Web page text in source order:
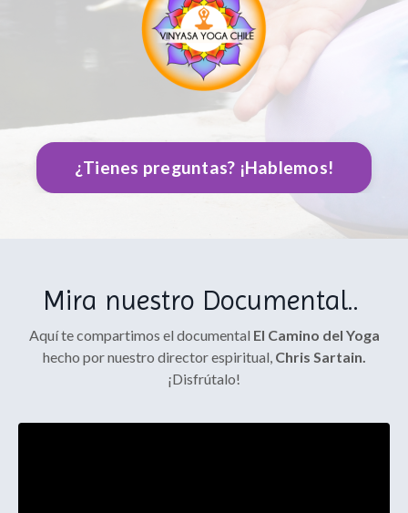
¿Tienes preguntas? ¡Hablemos!
Mira nuestro Documental..
Aquí te compartimos el documental El Camino del Yoga
hecho por nuestro director espiritual, Chris Sartain.
¡Disfrútalo!